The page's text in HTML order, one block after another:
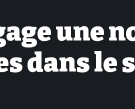
une
dans le